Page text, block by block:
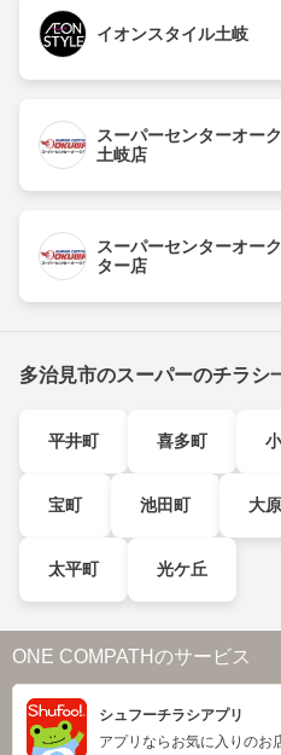
イオンスタイル土岐
スーパーセンターオー
土岐店
スーパーセンターオー
ター店
多治見市のスーパーのチラシ
平井町 喜多町
宝町 池田町 大
太平町 光ケ丘
ONE COMPATHのサービス
シュフーチラシアプリ
アプリならお気に入りのお